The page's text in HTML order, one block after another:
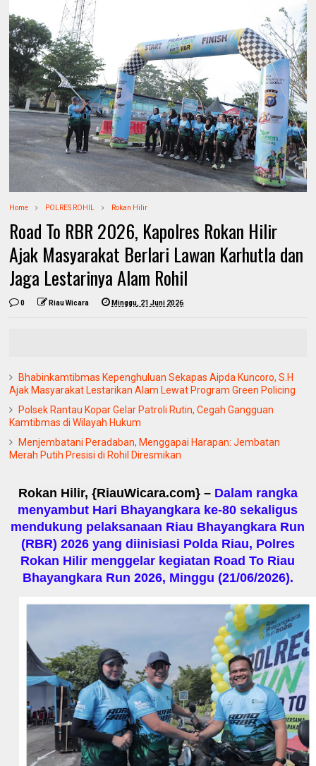
Home POLRES ROHIL Rokan Hilir
Road To RBR 2026, Kapolres Rokan Hilir
Ajak Masyarakat Berlari Lawan Karhutla dan
Jaga Lestarinya Alam Rohil
0 Riau Wicara Minggu, 21 Juni 2026
Bhabinkamtibmas Kepenghuluan Sekapas Aipda Kuncoro, S.H
Ajak Masyarakat Lestarikan Alam Lewat Program Green Policing
Polsek Rantau Kopar Gelar Patroli Rutin, Cegah Gangguan
Kamtibmas di Wilayah Hukum
Menjembatani Peradaban, Menggapai Harapan: Jembatan
Merah Putih Presisi di Rohil Diresmikan
Rokan Hilir, {RiauWicara.com} – Dalam rangka
menyambut Hari Bhayangkara ke-80 sekaligus
mendukung pelaksanaan Riau Bhayangkara Run
(RBR) 2026 yang diinisiasi Polda Riau, Polres
Rokan Hilir menggelar kegiatan Road To Riau
Bhayangkara Run 2026, Minggu (21/06/2026).